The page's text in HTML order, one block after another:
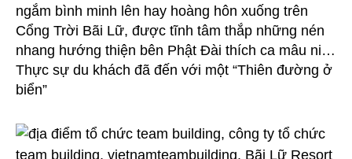
ngắm bình minh lên hay hoàng hôn xuống trên
Cổng Trời Bãi Lữ, được tĩnh tâm thắp những nén
nhang hướng thiện bên Phật Đài thích ca mâu ni…
Thực sự du khách đã đến với một “Thiên đường ở
biển”